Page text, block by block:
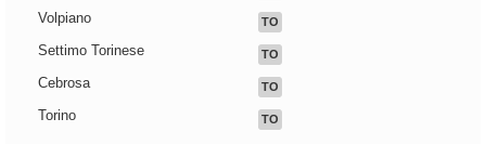
Volpiano TO
Settimo Torinese TO
Cebrosa TO
Torino TO